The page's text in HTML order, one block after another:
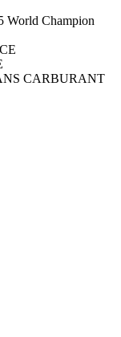
World Champion
CARBURANT